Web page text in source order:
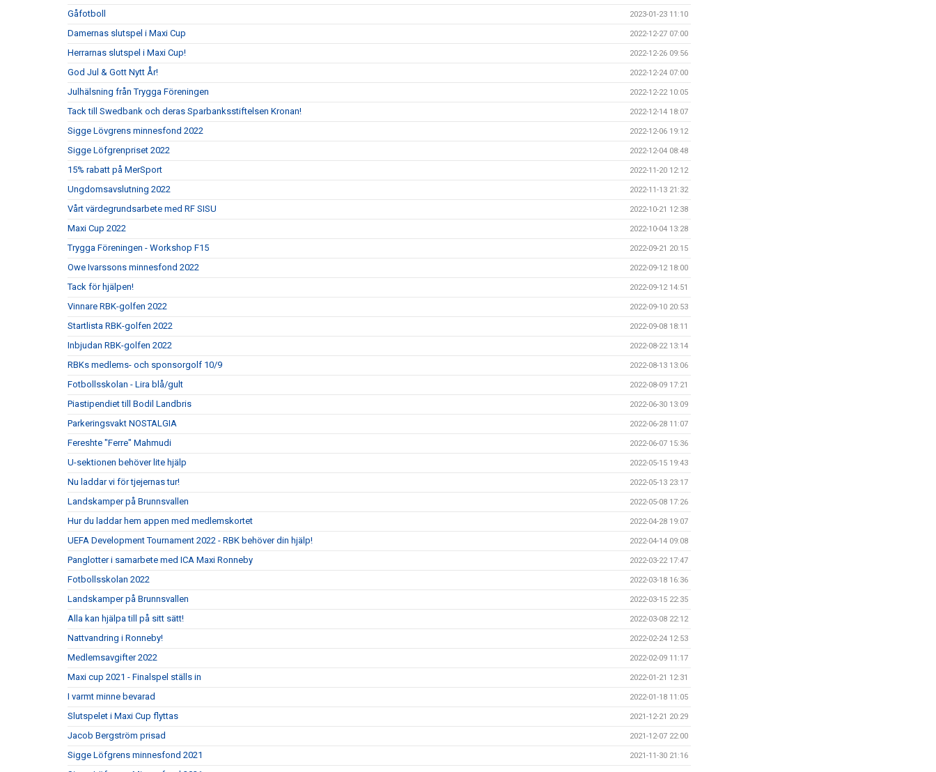
Gåfotboll 2023-01-23 11:10
Damernas slutspel i Maxi Cup 2022-12-27 07:00
Herrarnas slutspel i Maxi Cup! 2022-12-26 09:56
God Jul & Gott Nytt År! 2022-12-24 07:00
Julhälsning från Trygga Föreningen 2022-12-22 10:05
Tack till Swedbank och deras Sparbanksstiftelsen Kronan! 2022-12-14 18:07
Sigge Lövgrens minnesfond 2022 2022-12-06 19:12
Sigge Löfgrenpriset 2022 2022-12-04 08:48
15% rabatt på MerSport 2022-11-20 12:12
Ungdomsavslutning 2022 2022-11-13 21:32
Vårt värdegrundsarbete med RF SISU 2022-10-21 12:38
Maxi Cup 2022 2022-10-04 13:28
Trygga Föreningen - Workshop F15 2022-09-21 20:15
Owe Ivarssons minnesfond 2022 2022-09-12 18:00
Tack för hjälpen! 2022-09-12 14:51
Vinnare RBK-golfen 2022 2022-09-10 20:53
Startlista RBK-golfen 2022 2022-09-08 18:11
Inbjudan RBK-golfen 2022 2022-08-22 13:14
RBKs medlems- och sponsorgolf 10/9 2022-08-13 13:06
Fotbollsskolan - Lira blå/gult 2022-08-09 17:21
Piastipendiet till Bodil Landbris 2022-06-30 13:09
Parkeringsvakt NOSTALGIA 2022-06-28 11:07
Fereshte "Ferre" Mahmudi 2022-06-07 15:36
U-sektionen behöver lite hjälp 2022-05-15 19:43
Nu laddar vi för tjejernas tur! 2022-05-13 23:17
Landskamper på Brunnsvallen 2022-05-08 17:26
Hur du laddar hem appen med medlemskortet 2022-04-28 19:07
UEFA Development Tournament 2022 - RBK behöver din hjälp! 2022-04-14 09:08
Panglotter i samarbete med ICA Maxi Ronneby 2022-03-22 17:47
Fotbollsskolan 2022 2022-03-18 16:36
Landskamper på Brunnsvallen 2022-03-15 22:35
Alla kan hjälpa till på sitt sätt! 2022-03-08 22:12
Nattvandring i Ronneby! 2022-02-24 12:53
Medlemsavgifter 2022 2022-02-09 11:17
Maxi cup 2021 - Finalspel ställs in 2022-01-21 12:31
I varmt minne bevarad 2022-01-18 11:05
Slutspelet i Maxi Cup flyttas 2021-12-21 20:29
Jacob Bergström prisad 2021-12-07 22:00
Sigge Löfgrens minnesfond 2021 2021-11-30 21:16